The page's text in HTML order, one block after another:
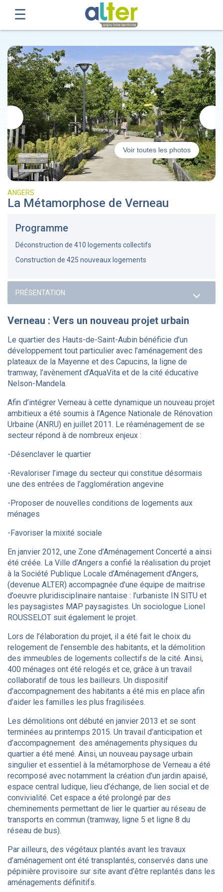
Voir toutes les photos
ANGERS
La Métamorphose de Verneau
Programme
Déconstruction de 410 logements collectifs
Construction de 425 nouveaux logements
Verneau : Vers un nouveau projet urbain
Le quartier des Hauts-de-Saint-Aubin bénéficie d’un
développement tout particulier avec l’aménagement des
plateaux de la Mayenne et des Capucins, la ligne de
tramway, l’avènement d’AquaVita et de la cité éducative
Nelson-Mandela.
Afin d’intégrer Verneau à cette dynamique un nouveau projet
ambitieux a été soumis à l’Agence Nationale de Rénovation
Urbaine (ANRU) en juillet 2011. Le réaménagement de se
secteur répond à de nombreux enjeux :
-Désenclaver le quartier
-Revaloriser l’image du secteur qui constitue désormais
une des entrées de l’agglomération angevine
-Proposer de nouvelles conditions de logements aux
ménages
-Favoriser la mixité sociale
En janvier 2012, une Zone d’Aménagement Concerté a ainsi
été créée. La Ville d’Angers a confié la réalisation du projet
à la Société Publique Locale d’Aménagement d’Angers,
(devenue ALTER) accompagnée d’une équipe de maitrise
d’oeuvre pluridisciplinaire nantaise : l’urbaniste IN SITU et
les paysagistes MAP paysagistes. Un sociologue Lionel
ROUSSELOT suit également le projet.
Lors de l’élaboration du projet, il a été fait le choix du
relogement de l’ensemble des habitants, et la démolition
des immeubles de logements collectifs de la cité. Ainsi,
400 ménages ont été relogés et ce, grâce à un travail
collaboratif de tous les bailleurs. Un dispositif
d’accompagnement des habitants a été mis en place afin
d’aider les familles les plus fragilisées.
Les démolitions ont débuté en janvier 2013 et se sont
terminées au printemps 2015. Un travail d’anticipation et
d’accompagnement des aménagements physiques du
quartier a été mené. Ainsi, un nouveau paysage urbain
singulier et essentiel à la métamorphose de Verneau a été
recomposé avec notamment la création d’un jardin apaisé,
espace central ludique, lieu d’échange, de lien social et de
convivialité. Cet espace a été prolongé par des
cheminements permettant de lier le quartier au réseau de
transports en commun (tramway, ligne 5 et ligne 8 du
réseau de bus).
Par ailleurs, des végétaux plantés avant les travaux
d’aménagement ont été transplantés, conservés dans une
pépinière provisoire sur site avant d’être replantés dans les
aménagements définitifs.